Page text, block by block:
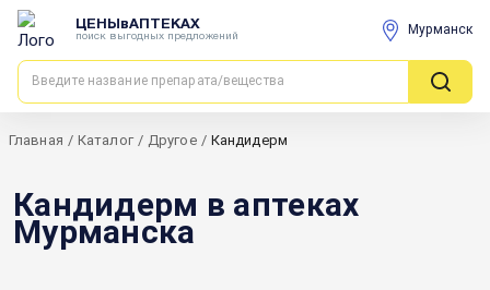
ЦЕНЫвАПТЕКАХ
поиск выгодных предложений Мурманск
Главная / Каталог / Другое / Кандидерм
Кандидерм в аптеках
Мурманска